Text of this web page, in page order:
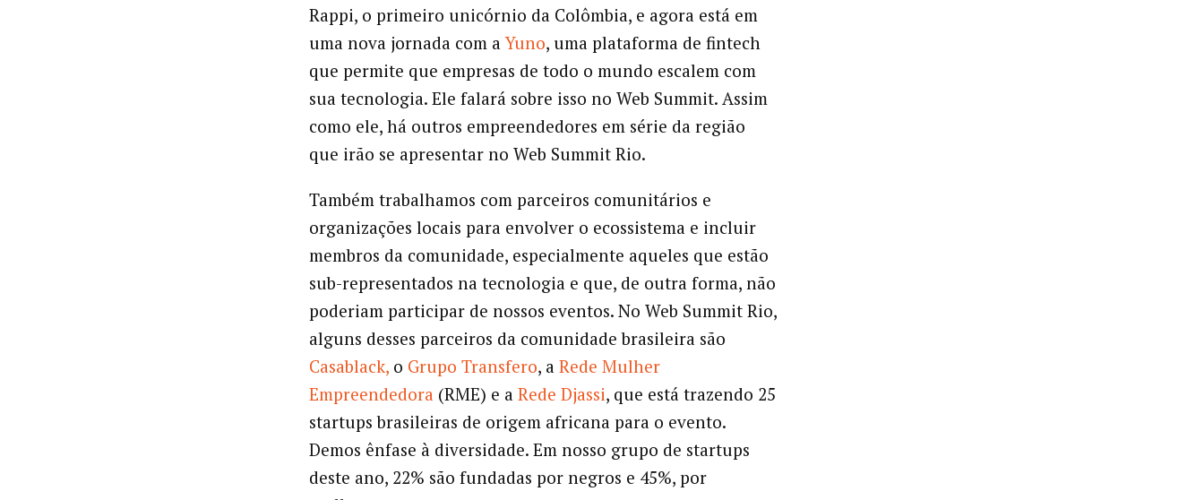
Rappi, o primeiro unicórnio da Colômbia, e agora está em
uma nova jornada com aYuno, uma plataforma de fintech
que permite que empresas de todo o mundo escalem com
sua tecnologia. Ele falará sobre isso no Web Summit. Assim
como ele, há outros empreendedores em série da região
que irão se apresentar no Web Summit Rio.
Também trabalhamos com parceiros comunitários e
organizações locais para envolver o ecossistema e incluir
membros da comunidade, especialmente aqueles que estão
sub-representados na tecnologia e que, de outra forma, não
poderiam participar de nossos eventos. No Web Summit Rio,
alguns desses parceiros da comunidade brasileira são
Casablack,o Grupo Transfero, a Rede Mulher
Empreendedora(RME) e a Rede Djassi, que está trazendo 25
startups brasileiras de origem africana para o evento.
Demos ênfase à diversidade. Em nosso grupo de startups
deste ano, 22% são fundadas por negros e 45%, por